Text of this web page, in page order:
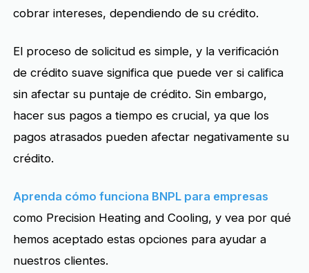
cobrar intereses, dependiendo de su crédito.
El proceso de solicitud es simple, y la verificación
de crédito suave significa que puede ver si califica
sin afectar su puntaje de crédito. Sin embargo,
hacer sus pagos a tiempo es crucial, ya que los
pagos atrasados pueden afectar negativamente su
crédito.
Aprenda cómo funciona BNPL para empresas
como Precision Heating and Cooling, y vea por qué
hemos aceptado estas opciones para ayudar a
nuestros clientes.